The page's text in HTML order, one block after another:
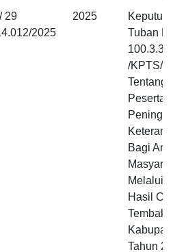
29
2025
2025
Tuban
/KPTS/
Tentang
Peserta
Bagi
Melalui
Hasil
Tahun